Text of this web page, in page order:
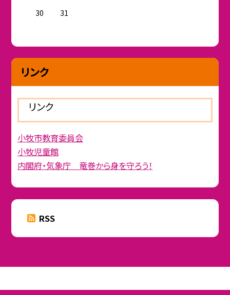
30
31
リンク
リンク
小牧市教育委員会
小牧児童館
内閣府・気象庁 竜巻から身を守ろう！
RSS